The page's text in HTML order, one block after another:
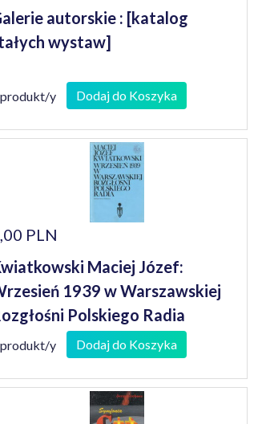
autorskie : [katalog
wystaw]
y Dodaj do Koszyka
PLN
Maciej Józef:
1939 w Warszawskiej
Polskiego Radia
y Dodaj do Koszyka